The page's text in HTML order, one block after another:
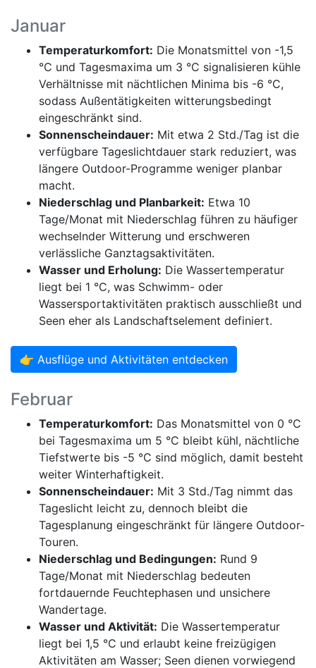
Januar
Temperaturkomfort: Die Monatsmittel von -1,5
°C und Tagesmaxima um 3 °C signalisieren kühle
Verhältnisse mit nächtlichen Minima bis -6 °C,
sodass Außentätigkeiten witterungsbedingt
eingeschränkt sind.
Sonnenscheindauer: Mit etwa 2 Std./Tag ist die
verfügbare Tageslichtdauer stark reduziert, was
längere Outdoor-Programme weniger planbar
macht.
Niederschlag und Planbarkeit: Etwa 10
Tage/Monat mit Niederschlag führen zu häufiger
wechselnder Witterung und erschweren
verlässliche Ganztagsaktivitäten.
Wasser und Erholung: Die Wassertemperatur
liegt bei 1 °C, was Schwimm- oder
Wassersportaktivitäten praktisch ausschließt und
Seen eher als Landschaftselement definiert.
👉 Ausflüge und Aktivitäten entdecken
Februar
Temperaturkomfort: Das Monatsmittel von 0 °C
bei Tagesmaxima um 5 °C bleibt kühl, nächtliche
Tiefstwerte bis -5 °C sind möglich, damit besteht
weiter Winterhaftigkeit.
Sonnenscheindauer: Mit 3 Std./Tag nimmt das
Tageslicht leicht zu, dennoch bleibt die
Tagesplanung eingeschränkt für längere Outdoor-
Touren.
Niederschlag und Bedingungen: Rund 9
Tage/Monat mit Niederschlag bedeuten
fortdauernde Feuchtephasen und unsichere
Wandertage.
Wasser und Aktivität: Die Wassertemperatur
liegt bei 1,5 °C und erlaubt keine freizügigen
Aktivitäten am Wasser; Seen dienen vorwiegend